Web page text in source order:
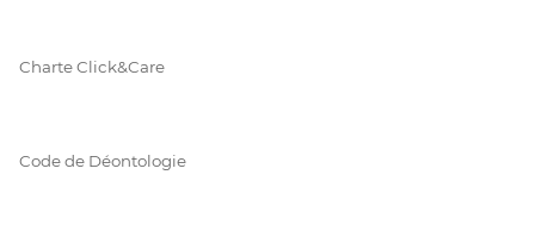
Charte Click&Care
Code de Déontologie